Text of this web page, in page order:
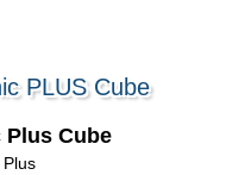
PLUS Cube
Plus Cube